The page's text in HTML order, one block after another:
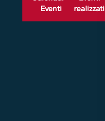
Eventi
realizzati